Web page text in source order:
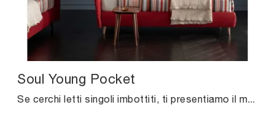
Soul Young Pocket
Se cerchi letti singoli imbottiti, ti presentiamo il modello Soul Young Pocket in tessuto per impreziosire la camera dei più piccoli.